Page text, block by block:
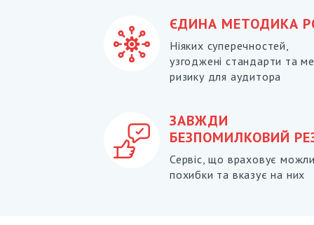
ЄДИНА МЕТОДИКА
Ніяких суперечностей,
узгоджені стандарти та
ризику для аудитора
ЗАВЖДИ
БЕЗПОМИЛКОВИЙ
Сервіс, що враховує
похибки та вказує на них